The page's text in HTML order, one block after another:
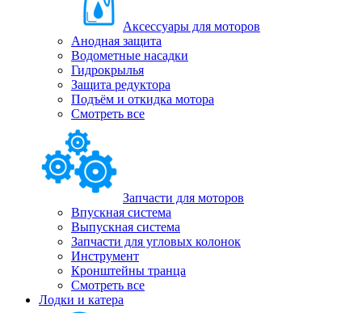
Аксессуары для моторов
Анодная защита
Водометные насадки
Гидрокрылья
Защита редуктора
Подъём и откидка мотора
Смотреть все
Запчасти для моторов
Впускная система
Выпускная система
Запчасти для угловых колонок
Инструмент
Кронштейны транца
Смотреть все
Лодки и катера